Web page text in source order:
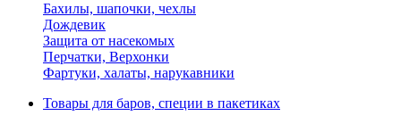
Бахилы, шапочки, чехлы
Дождевик
Защита от насекомых
Перчатки, Верхонки
Фартуки, халаты, нарукавники
Товары для баров, специи в пакетиках